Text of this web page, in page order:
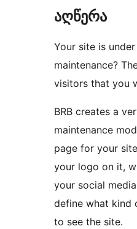
აღწერა
Your site is
maintenance?
visitors that you
BRB creates a
maintenance
page for your
your logo on it,
your social
define what kind
to see the site.